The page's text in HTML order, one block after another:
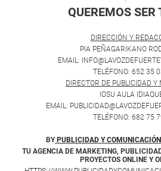
QUEREMOS SER
DIRECCIÓN Y
PIA PEÑAGARIKANO
EMAIL:
TELÉFONO: 652 35
DIRECTOR DE PUBLICIDAD Y
IOSU AULA
EMAIL:
TELÉFONO: 682 75
BY PUBLICIDAD Y
TU AGENCIA DE MARKETING,
PROYECTOS ONLINE Y